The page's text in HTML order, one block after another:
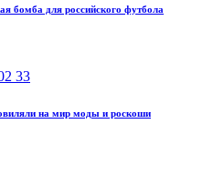
бомба для российского футбола
на мир моды и роскоши